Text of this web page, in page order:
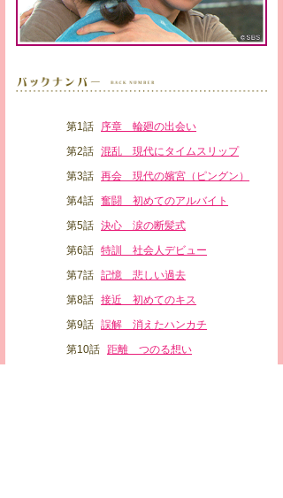
第1話 序章 輪廻の出会い
第2話 混乱 現代にタイムスリップ
第3話 再会 現代の嬪宮（ピングン）
第4話 奮闘 初めてのアルバイト
第5話 決心 涙の断髪式
第6話 特訓 社会人デビュー
第7話 記憶 悲しい過去
第8話 接近 初めてのキス
第9話 誤解 消えたハンカチ
第10話 距離 つのる想い